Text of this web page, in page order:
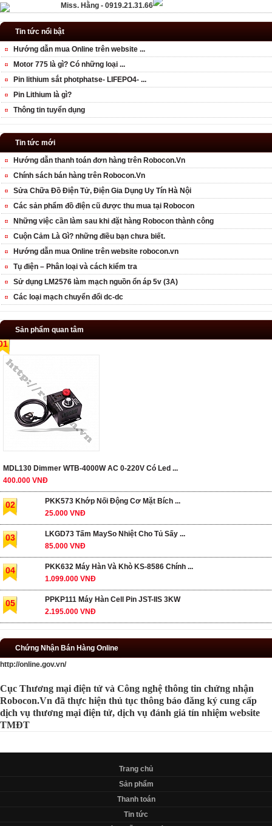
Miss. Hằng - 0919.21.31.66
Tin tức nổi bật
Hướng dẫn mua Online trên website ...
Motor 775 là gì? Có những loại ...
Pin lithium sắt photphatse- LIFEPO4- ...
Pin Lithium là gì?
Thông tin tuyển dụng
Tin tức mới
Hướng dẫn thanh toán đơn hàng trên Robocon.Vn
Chính sách bán hàng trên Robocon.Vn
Sửa Chữa Đồ Điện Tử, Điện Gia Dụng Uy Tín Hà Nội
Các sản phẩm đồ điện cũ được thu mua tại Robocon
Những việc cần làm sau khi đặt hàng Robocon thành công
Cuộn Cảm Là Gì? những điều bạn chưa biết.
Hướng dẫn mua Online trên website robocon.vn
Tụ điện – Phân loại và cách kiểm tra
Sử dụng LM2576 làm mạch nguồn ổn áp 5v (3A)
Các loại mạch chuyển đổi dc-dc
Sản phẩm quan tâm
MDL130 Dimmer WTB-4000W AC 0-220V Có Led ...
400.000 VNĐ
02
PKK573 Khớp Nối Động Cơ Mặt Bích ...
25.000 VNĐ
03
LKGD73 Tấm MaySo Nhiệt Cho Tủ Sấy ...
85.000 VNĐ
04
PKK632 Máy Hàn Và Khò KS-8586 Chính ...
1.099.000 VNĐ
05
PPKP111 Máy Hàn Cell Pin JST-IIS 3KW
2.195.000 VNĐ
Chứng Nhận Bán Hàng Online
http://online.gov.vn/
Cục Thương mại điện tử và Công nghệ thông tin chứng nhận
Robocon.Vn đã thực hiện thủ tục thông báo đăng ký cung cấp
dịch vụ thương mại điện tử, dịch vụ đánh giá tín nhiệm website
TMĐT
Trang chủ
Sản phẩm
Thanh toán
Tin tức